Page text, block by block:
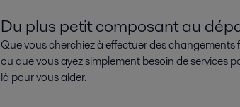
Du plus petit composant au
Que vous cherchiez à effectuer des
ou que vous ayez simplement besoin de services
là pour vous aider.